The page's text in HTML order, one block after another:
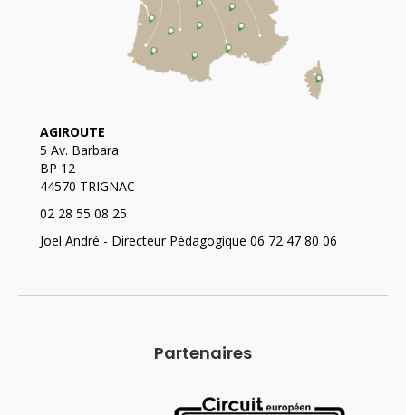
AGIROUTE
5 Av. Barbara
BP 12
44570 TRIGNAC
02 28 55 08 25
Joel André - Directeur Pédagogique 06 72 47 80 06
Partenaires